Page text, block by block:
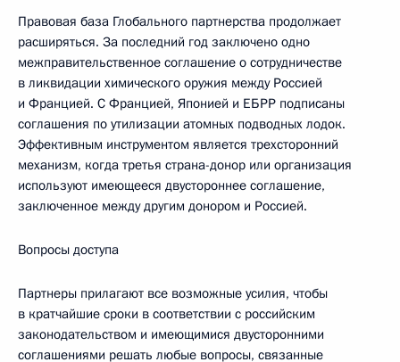
Правовая база Глобального партнерства продолжает
расширяться. За последний год заключено одно
межправительственное соглашение о сотрудничестве
в ликвидации химического оружия между Россией
и Францией. С Францией, Японией и ЕБРР подписаны
соглашения по утилизации атомных подводных лодок.
Эффективным инструментом является трехсторонний
механизм, когда третья страна-донор или организация
используют имеющееся двустороннее соглашение,
заключенное между другим донором и Россией.
Вопросы доступа
Партнеры прилагают все возможные усилия, чтобы
в кратчайшие сроки в соответствии с российским
законодательством и имеющимися двусторонними
соглашениями решать любые вопросы, связанные